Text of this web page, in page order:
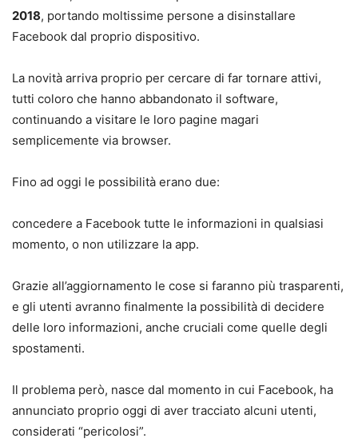
2018, portando moltissime persone a disinstallare
Facebook dal proprio dispositivo.
La novità arriva proprio per cercare di far tornare attivi,
tutti coloro che hanno abbandonato il software,
continuando a visitare le loro pagine magari
semplicemente via browser.
Fino ad oggi le possibilità erano due:
concedere a Facebook tutte le informazioni in qualsiasi
momento, o non utilizzare la app.
Grazie all’aggiornamento le cose si faranno più trasparenti,
e gli utenti avranno finalmente la possibilità di decidere
delle loro informazioni, anche cruciali come quelle degli
spostamenti.
Il problema però, nasce dal momento in cui Facebook, ha
annunciato proprio oggi di aver tracciato alcuni utenti,
considerati “pericolosi”.